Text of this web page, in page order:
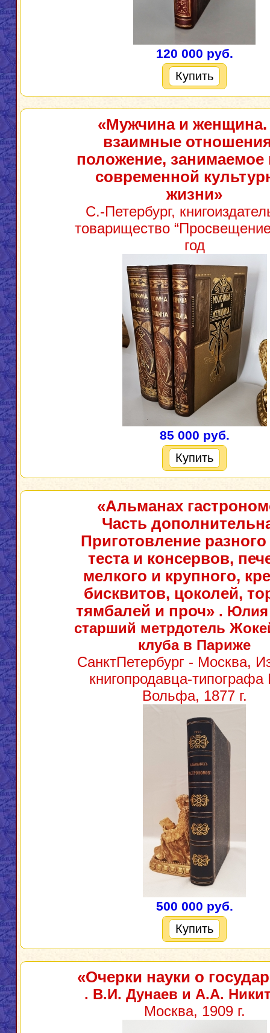
120 000 руб.
Купить
«Мужчина и
взаимные
положение, занимаемое
современной
жизни»
С.-Петербург,
товарищество
год
85 000 руб.
Купить
«Альманах
Часть
Приготовление
теста и консервов,
мелкого и крупного,
бисквитов, цоколей,
тямбалей и проч» . Юлия
старший метрдотель
клуба в Париже
СанктПетербург - Москва,
книгопродавца-
Вольфа, 1877 г.
500 000 руб.
Купить
«Очерки науки о
. В.И. Дунаев и А.А.
Москва, 1909 г.